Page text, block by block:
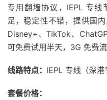
专用翻墙协议，IEPL 专
足，稳定性不错，提供国
Disney+、TikTok、
可免费试用半天，3G 免费流
线路特点： IEPL 专线（深
套餐价格：